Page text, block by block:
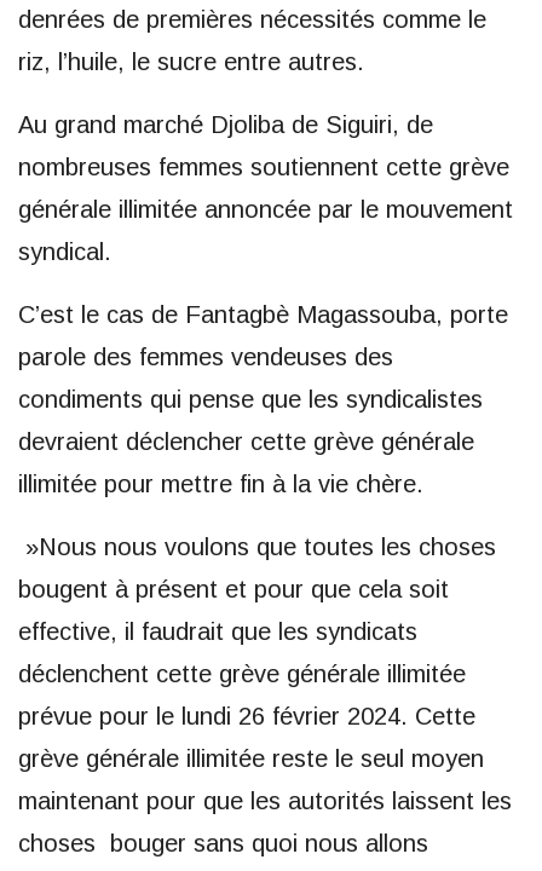
denrées de premières nécessités comme le
riz, l’huile, le sucre entre autres.
Au grand marché Djoliba de Siguiri, de
nombreuses femmes soutiennent cette grève
générale illimitée annoncée par le mouvement
syndical.
C’est le cas de Fantagbè Magassouba, porte
parole des femmes vendeuses des
condiments qui pense que les syndicalistes
devraient déclencher cette grève générale
illimitée pour mettre fin à la vie chère.
»Nous nous voulons que toutes les choses
bougent à présent et pour que cela soit
effective, il faudrait que les syndicats
déclenchent cette grève générale illimitée
prévue pour le lundi 26 février 2024. Cette
grève générale illimitée reste le seul moyen
maintenant pour que les autorités laissent les
choses bouger sans quoi nous allons